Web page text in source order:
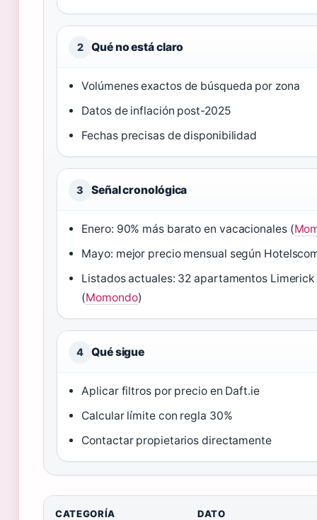
2 Qué no está claro
Volúmenes exactos de búsqueda por zona
Datos de inflación post-2025
Fechas precisas de disponibilidad
3 Señal cronológica
Enero: 90% más barato en vacacionales (
Mayo: mejor precio mensual según
Listados actuales: 32 apartamentos
(Momondo)
4 Qué sigue
Aplicar filtros por precio en Daft.ie
Calcular límite con regla 30%
Contactar propietarios directamente
CATEGORÍA DATO